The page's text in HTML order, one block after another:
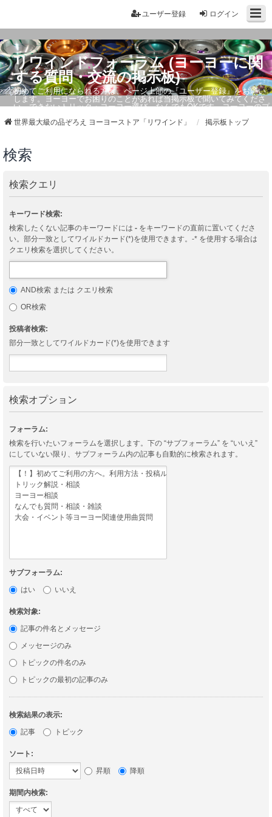
ログイン
ユーザー登録
リワインドフォーラム (ヨーヨーに関
する質問・交流の掲示板)
初めてご利用になられる方は、ページ上部の『ユーザー登録』をお願い
します。ヨーヨーでお困りのことがあれば当掲示板で聞いてみてくださ
い。できないトリック・ヨーヨー選び、なんでもOKです。ヨーヨーのプ
世界最大級の品ぞろえ ヨーヨーストア「リワインド」 掲示板トップ
検索
検索クエリ
キーワード検索:
検索したくない記事のキーワードには - をキーワードの直前に置いてくださ
い。部分一致としてワイルドカード(*)を使用できます。-* を使用する場合は
クエリ検索を選択してください。
AND検索 または クエリ検索
OR検索
投稿者検索:
部分一致としてワイルドカード(*)を使用できます
検索オプション
フォーラム:
検索を行いたいフォーラムを選択します。下の “サブフォーラム” を “いいえ”
にしていない限り、サブフォーラム内の記事も自動的に検索されます。
サブフォーラム:
はい
いいえ
検索対象:
記事の件名とメッセージ
メッセージのみ
トピックの件名のみ
トピックの最初の記事のみ
検索結果の表示:
記事
トピック
ソート:
昇順
降順
期間内検索: